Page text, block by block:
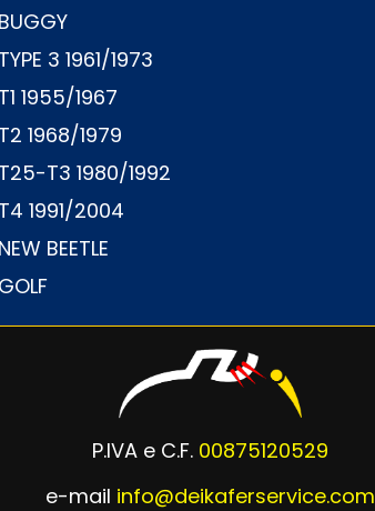
BUGGY
TYPE 3 1961/1973
T1 1955/1967
T2 1968/1979
T25-T3 1980/1992
T4 1991/2004
NEW BEETLE
GOLF
P.IVA e C.F. 00875120529
e-mail info@deikaferservice.com